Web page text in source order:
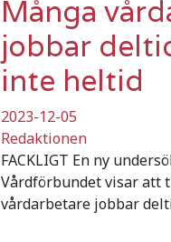
Många
jobbar
inte heltid
2023-12-05
Redaktionen
FACKLIGT En ny
Vårdförbundet visar att
vårdarbetare jobbar